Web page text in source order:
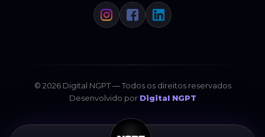
© 2026 Digital NGPT — Todos os direitos reservados
Desenvolvido por Digital NGPT